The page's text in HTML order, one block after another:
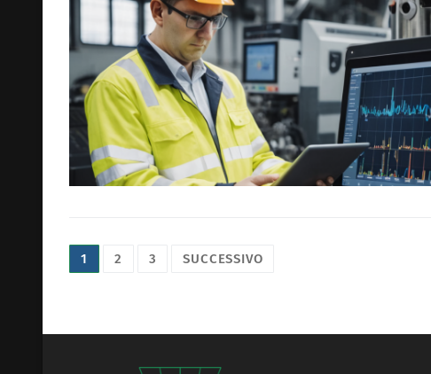
Paginazione
articoli
1 2 3 SUCCESSIVO